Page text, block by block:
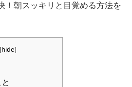
！朝スッキリと目覚める方法を
[hide]